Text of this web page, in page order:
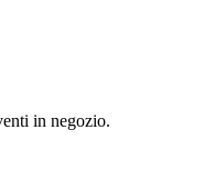
in negozio.